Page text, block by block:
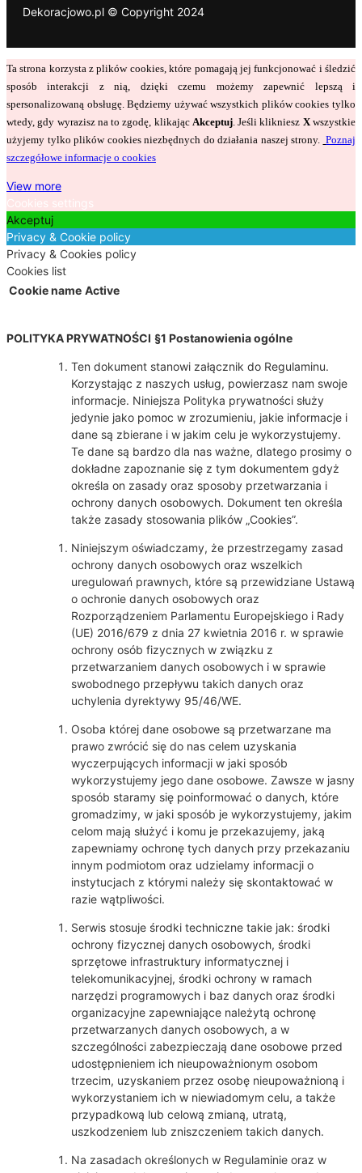
Dekoracjowo.pl © Copyright 2024
Ta strona korzysta z plików cookies, które pomagają jej funkcjonować i śledzić
sposób interakcji z nią, dzięki czemu możemy zapewnić lepszą i
spersonalizowaną obsługę. Będziemy używać wszystkich plików cookies tylko
wtedy, gdy wyrazisz na to zgodę, klikając Akceptuj. Jeśli klikniesz Xwszystkie
użyjemy tylko plików cookies niezbędnych do działania naszej strony. Poznaj
szczegółowe informacje o cookies
View more
Cookies settings
Akceptuj
Privacy & Cookie policy
Privacy & Cookies policy
Cookies list
Cookie name Active
POLITYKA PRYWATNOŚCI §1 Postanowienia ogólne
Ten dokument stanowi załącznik do Regulaminu.
Korzystając z naszych usług, powierzasz nam swoje
informacje. Niniejsza Polityka prywatności służy
jedynie jako pomoc w zrozumieniu, jakie informacje i
dane są zbierane i w jakim celu je wykorzystujemy.
Te dane są bardzo dla nas ważne, dlatego prosimy o
dokładne zapoznanie się z tym dokumentem gdyż
określa on zasady oraz sposoby przetwarzania i
ochrony danych osobowych. Dokument ten określa
także zasady stosowania plików „Cookies”.
Niniejszym oświadczamy, że przestrzegamy zasad
ochrony danych osobowych oraz wszelkich
uregulowań prawnych, które są przewidziane Ustawą
o ochronie danych osobowych oraz
Rozporządzeniem Parlamentu Europejskiego i Rady
(UE) 2016/679 z dnia 27 kwietnia 2016 r. w sprawie
ochrony osób fizycznych w związku z
przetwarzaniem danych osobowych i w sprawie
swobodnego przepływu takich danych oraz
uchylenia dyrektywy 95/46/WE.
Osoba której dane osobowe są przetwarzane ma
prawo zwrócić się do nas celem uzyskania
wyczerpujących informacji w jaki sposób
wykorzystujemy jego dane osobowe. Zawsze w jasny
sposób staramy się poinformować o danych, które
gromadzimy, w jaki sposób je wykorzystujemy, jakim
celom mają służyć i komu je przekazujemy, jaką
zapewniamy ochronę tych danych przy przekazaniu
innym podmiotom oraz udzielamy informacji o
instytucjach z którymi należy się skontaktować w
razie wątpliwości.
Serwis stosuje środki techniczne takie jak: środki
ochrony fizycznej danych osobowych, środki
sprzętowe infrastruktury informatycznej i
telekomunikacyjnej, środki ochrony w ramach
narzędzi programowych i baz danych oraz środki
organizacyjne zapewniające należytą ochronę
przetwarzanych danych osobowych, a w
szczególności zabezpieczają dane osobowe przed
udostępnieniem ich nieupoważnionym osobom
trzecim, uzyskaniem przez osobę nieupoważnioną i
wykorzystaniem ich w niewiadomym celu, a także
przypadkową lub celową zmianą, utratą,
uszkodzeniem lub zniszczeniem takich danych.
Na zasadach określonych w Regulaminie oraz w